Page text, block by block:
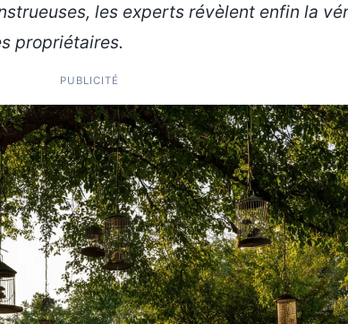
les experts révèlent enfin la
propriétaires.
PUBLICITÉ